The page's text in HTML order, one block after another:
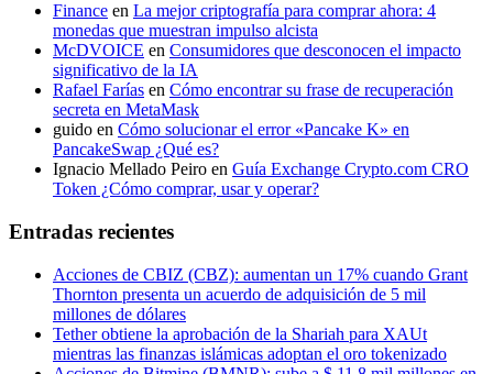
Finance en La mejor criptografía para comprar ahora: 4
monedas que muestran impulso alcista
McDVOICE en Consumidores que desconocen el impacto
significativo de la IA
Rafael Farías en Cómo encontrar su frase de recuperación
secreta en MetaMask
guido en Cómo solucionar el error «Pancake K» en
PancakeSwap ¿Qué es?
Ignacio Mellado Peiro en Guía Exchange Crypto.com CRO
Token ¿Cómo comprar, usar y operar?
Entradas recientes
Acciones de CBIZ (CBZ): aumentan un 17% cuando Grant
Thornton presenta un acuerdo de adquisición de 5 mil
millones de dólares
Tether obtiene la aprobación de la Shariah para XAUt
mientras las finanzas islámicas adoptan el oro tokenizado